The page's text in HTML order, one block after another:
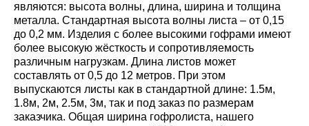
являются: высота волны, длина, ширина и толщина
металла. Стандартная высота волны листа – от 0,15
до 0,2 мм. Изделия с более высокими гофрами имеют
более высокую жёсткость и сопротивляемость
различным нагрузкам. Длина листов может
составлять от 0,5 до 12 метров. При этом
выпускаются листы как в стандартной длине: 1.5м,
1.8м, 2м, 2.5м, 3м, так и под заказ по размерам
заказчика. Общая ширина гофролиста, нашего